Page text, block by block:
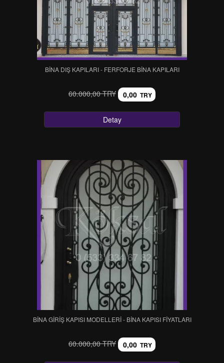
BİNA DIŞ KAPILARI - FERFORJE BİNA KAPILARI
60.000,00 TRY 0,00 TRY
Detay
BİNA GİRİŞ KAPISI MODELLERİ - BİNA KAPISI FİYATLARI
60.000,00 TRY 0,00 TRY